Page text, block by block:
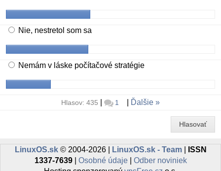
Nie, nestretol som sa
Nemám v láske počítačové stratégie
Hlasov: 435 1 Ďalšie
Hlasovať
LinuxOS.sk© 2004-2026 | LinuxOS.sk - Team|
ISSN
1337-7639| Osobné údaje| Odber noviniek